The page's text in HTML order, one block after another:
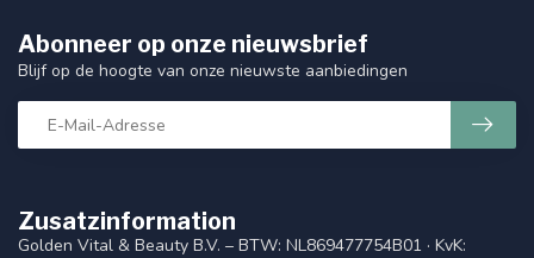
Zusatzinformation
Golden Vital & Beauty B.V. – BTW: NL869477754B01 · KvK:
Abonneer op onze nieuwsbrief
Blijf op de hoogte van onze nieuwste aanbiedingen